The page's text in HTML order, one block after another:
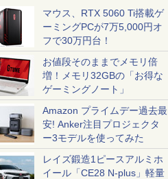
マウス、RTX 5060 Ti搭載ゲ
ーミングPCが7万5,000円オ
フで30万円台！
お値段そのままでメモリ倍
増！メモリ32GBの「お得な
ゲーミングノート」
Amazon プライムデー過去最
安! Anker注目プロジェクタ
ー3モデルを使ってみた
レイズ鍛造1ピースアルミホ
イール「CE28 N-plus」軽量